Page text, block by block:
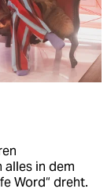
alles in dem
Word“ dreht.